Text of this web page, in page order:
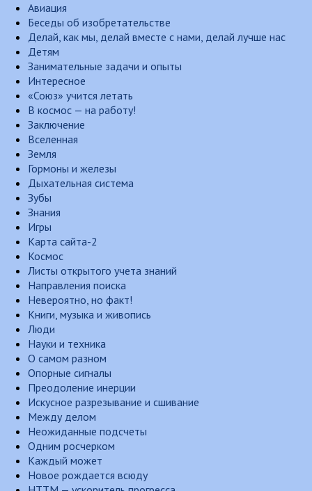
Авиация
Беседы об изобретательстве
Делай, как мы, делай вместе с нами, делай лучше нас
Детям
Занимательные задачи и опыты
Интересное
«Союз» учится летать
В космос — на работу!
Заключение
Вселенная
Земля
Гормоны и железы
Дыхательная система
Зубы
Знания
Игры
Карта сайта-2
Космос
Листы открытого учета знаний
Направления поиска
Невероятно, но факт!
Книги, музыка и живопись
Люди
Науки и техника
О самом разном
Опорные сигналы
Преодоление инерции
Искусное разрезывание и сшивание
Между делом
Неожиданные подсчеты
Одним росчерком
Каждый может
Новое рождается всюду